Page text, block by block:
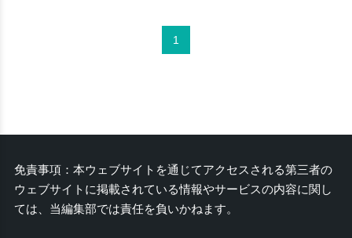
1
免責事項：本ウェブサイトを通じてアクセスされる第三者の
ウェブサイトに掲載されている情報やサービスの内容に関し
ては、当編集部では責任を負いかねます。